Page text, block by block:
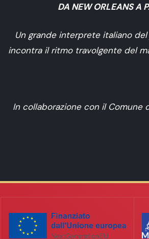
DA NEW ORLEANS A
Un grande interprete italiano
incontra il ritmo travolgente del
In collaborazione con il Comune